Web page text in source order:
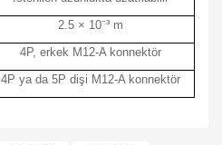
2.5 × 10⁻³ m
4P, erkek M12-A konnektör
4P ya da 5P dişi M12-A konnektör